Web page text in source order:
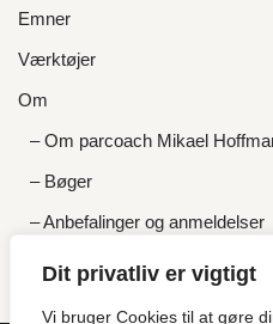
Dit privatliv er vigtigt
Vi bruger Cookies til at gøre
Emner
Værktøjer
Om
– Om parcoach Mikael
– Bøger
– Anbefalinger og anmeldelser
– Priser og gratis tilbud